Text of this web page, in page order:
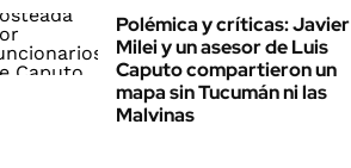
Polémica y críticas: Javier
Milei y un asesor de Luis
Caputo compartieron un
mapa sin Tucumán ni las
Malvinas